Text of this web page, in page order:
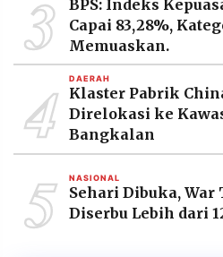
3
BPS: Indeks
Capai 83,28%,
Memuaskan.
4 DAERAH
Klaster Pabrik
Direlokasi ke
Bangkalan
5 NASIONAL
Sehari Dibuka, War
Diserbu Lebih dari